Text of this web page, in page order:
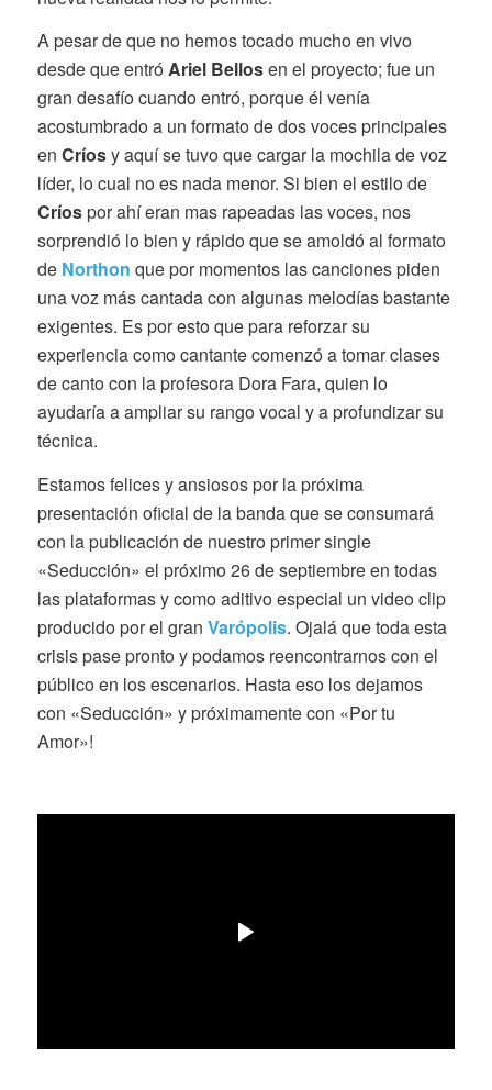
A pesar de que no hemos tocado mucho en vivo
desde que entróAriel Bellosen el proyecto; fue un
gran desafío cuando entró, porque él venía
acostumbrado a un formato de dos voces principales
en Críosy aquí se tuvo que cargar la mochila de voz
líder, lo cual no es nada menor. Si bien el estilo de
Críospor ahí eran mas rapeadas las voces, nos
sorprendió lo bien y rápido que se amoldó al formato
de Northon que por momentos las canciones piden
una voz más cantada con algunas melodías bastante
exigentes. Es por esto que para reforzar su
experiencia como cantante comenzó a tomar clases
de canto con la profesora Dora Fara, quien lo
ayudaría a ampliar su rango vocal y a profundizar su
técnica.
Estamos felices y ansiosos por la próxima
presentación oficial de la banda que se consumará
con la publicación de nuestro primer single
«Seducción» el próximo 26 de septiembre en todas
las plataformas y como aditivo especial un video clip
producido por el gran Varópolis. Ojalá que toda esta
crisis pase pronto y podamos reencontrarnos con el
público en los escenarios. Hasta eso los dejamos
con «Seducción» y próximamente con «Por tu
Amor»!